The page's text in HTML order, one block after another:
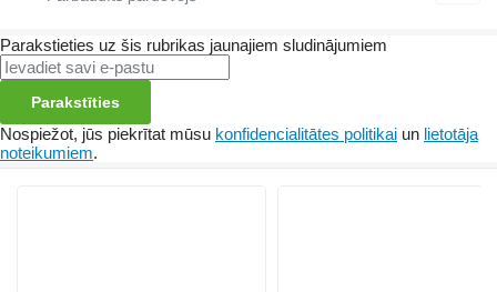
Parakstieties uz šis rubrikas jaunajiem sludinājumiem
Parakstīties
Nospiežot, jūs piekrītat mūsu konfidencialitātes politikai un lietotāja
noteikumiem.